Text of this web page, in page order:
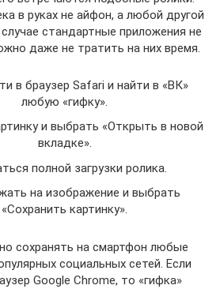
в руках не айфон, а любой другой
стандартные приложения не
даже не тратить на них время.
в браузер Safari и найти в «ВК»
любую «гифку».
и выбрать «Открыть в новой
вкладке».
полной загрузки ролика.
на изображение и выбрать
«Сохранить картинку».
сохранять на смартфон любые
социальных сетей. Если
Google Chrome, то «гифка»